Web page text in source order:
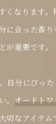
くなります。
に合った香り
が重要です。
自分にぴっ
。 オードトワ
切なアイテム